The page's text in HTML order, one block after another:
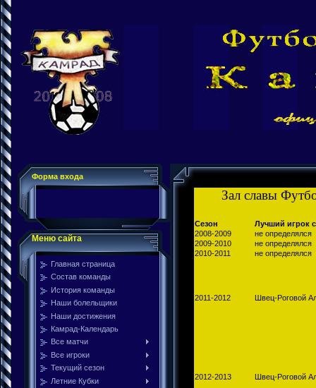
Форма входа
Меню сайта
Главная страница
Состав команды
История команды
Наши болельщики
Наши достижения
Камрад-Календарь
Все матчи
Все игроки
Текущий сезон
Летние Кубки
Зал славы
Сезон
Лучший игрок
2008-2009
не определялся
2009-2010
не определялся
2010-2011
не определялся
2011-2012 Швец-Роговой
2012-2013 Швец-Роговой